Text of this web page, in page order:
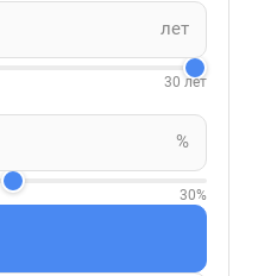
лет
30 лет
%
30%